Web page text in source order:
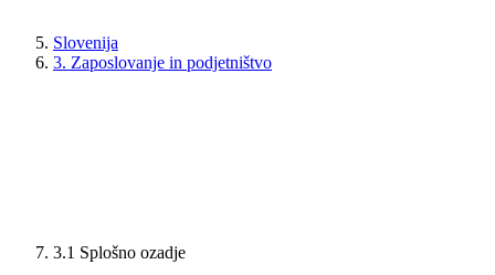
Slovenija
3. Zaposlovanje in podjetništvo
3.1 Splošno ozadje